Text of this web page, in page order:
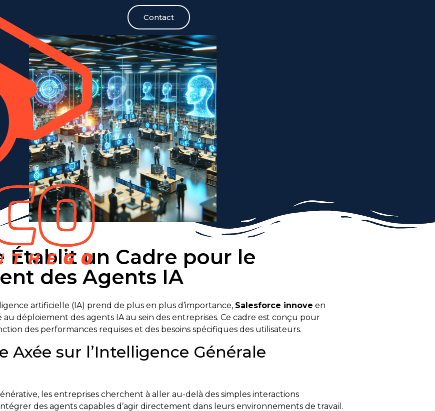
Contact
Établit un Cadre pour le
des Agents IA
artificielle (IA) prend de plus en plus d’importance, Salesforce innove en
déploiement des agents IA au sein des entreprises. Ce cadre est conçu pour
des performances requises et des besoins spécifiques des utilisateurs.
Axée sur l’Intelligence Générale
les entreprises cherchent à aller au-delà des simples interactions
des agents capables d’agir directement dans leurs environnements de travail.